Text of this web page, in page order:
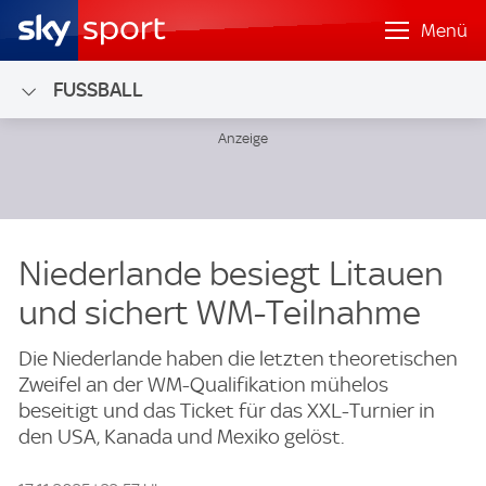
Menü
FUSSBALL
Niederlande besiegt Litauen
und sichert WM-Teilnahme
Die Niederlande haben die letzten theoretischen
Zweifel an der WM-Qualifikation mühelos
beseitigt und das Ticket für das XXL-Turnier in
den USA, Kanada und Mexiko gelöst.